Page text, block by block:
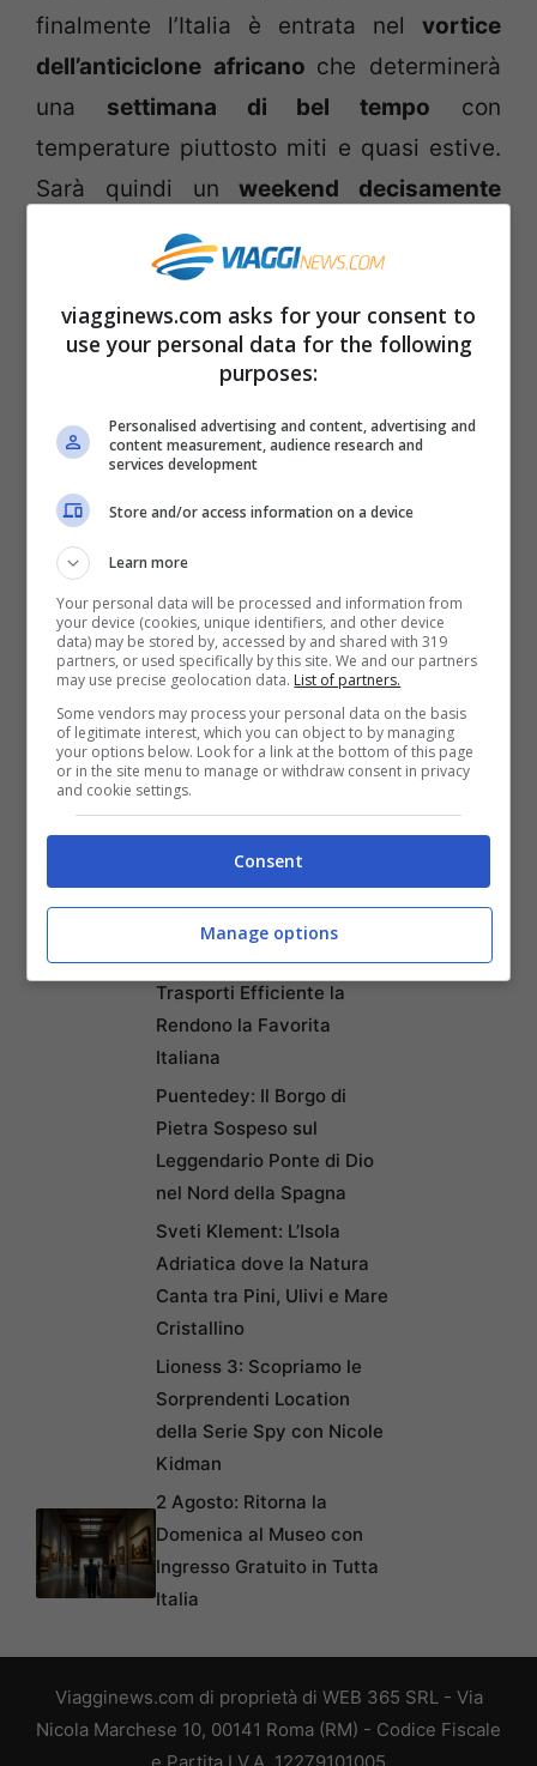
finalmente l’Italia è entrata nel vortice
dell’anticiclone africano che determinerà
una settimana di bel tempo con
temperature piuttosto miti e quasi estive.
Sarà quindi unweekend decisamente
grazie a
alta pressioneche farà aumentare la
colonnina di mercurio di diversi gradi, con
punte anche di 26°C. Per oggi e domani
splenderà quindi un
regionitranne qualche piccolo
addensamento nuvoloso su Sicilia, Alpi
occidentali e basso Adriatico.
Articoli recentiRicominciare da Zero:
Ecco i 10 Paesi Migliori per
Trasferirsi e Lavorare da
Classifica
Napoli tra le Top 10 Città
Mondiali per il Workcation
2026: Cultura, Cibo e
Trasporti Efficiente la
Rendono la Favorita
Italiana
Puentedey: Il Borgo di
Pietra Sospeso sul
Leggendario Ponte di Dio
nel Nord della Spagna
Sveti Klement: L’Isola
Adriatica dove la Natura
Canta tra Pini, Ulivi e Mare
Cristallino
Lioness 3: Scopriamo le
Sorprendenti Location
della Serie Spy con Nicole
Kidman
2 Agosto: Ritorna la
Domenica al Museo con
Ingresso Gratuito in Tutta
Italia
Viagginews.com di proprietà di WEB 365 SRL - Via
Nicola Marchese 10, 00141 Roma (RM) - Codice Fiscale
viagginews.com asks for your consent to
use your personal data for the following
purposes:
Personalised advertising and content, advertising and
content measurement, audience research and
services development
Store and/or access information on a device
Learn more
Your personal data will be processed and information from
your device (cookies, unique identifiers, and other device
data) may be stored by, accessed by and shared with 319
partners, or used specifically by this site. We and our partners
may use precise geolocation data. List of partners.
Some vendors may process your personal data on the basis
of legitimate interest, which you can object to by managing
your options below. Look for a link at the bottom of this page
or in the site menu to manage or withdraw consent in privacy
and cookie settings.
Consent
Manage options